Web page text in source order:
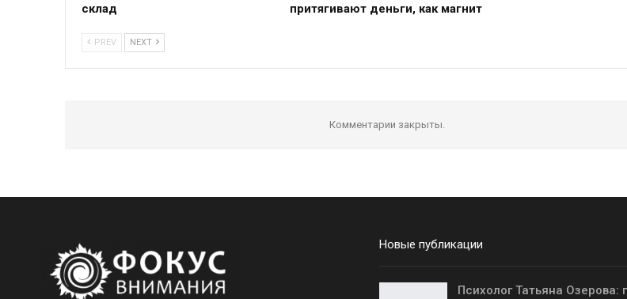
склад
притягивают деньги, как магнит
PREV NEXT
Комментарии закрыты.
Новые публикации
Психолог Татьяна Озерова: